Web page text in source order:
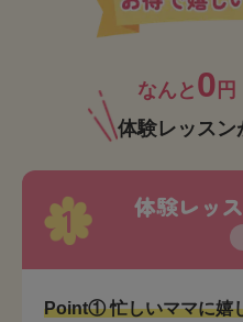
なんと 0 円
体験レッスン
1 体験レッ
Point① 忙しいママに嬉